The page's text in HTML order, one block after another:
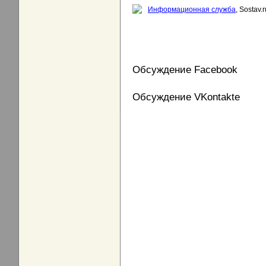
Информационная служба,
Обсуждение Facebook
Обсуждение VKontakte